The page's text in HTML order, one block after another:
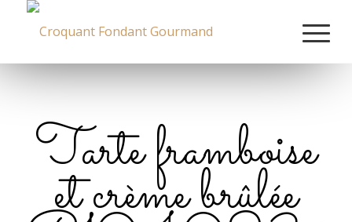
Tarte framboise
et crème brûlée